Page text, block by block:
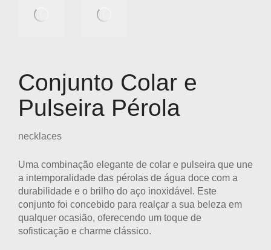
Conjunto Colar e
Pulseira Pérola
necklaces
Uma combinação elegante de colar e pulseira que une
a intemporalidade das pérolas de água doce com a
durabilidade e o brilho do aço inoxidável. Este
conjunto foi concebido para realçar a sua beleza em
qualquer ocasião, oferecendo um toque de
sofisticação e charme clássico.